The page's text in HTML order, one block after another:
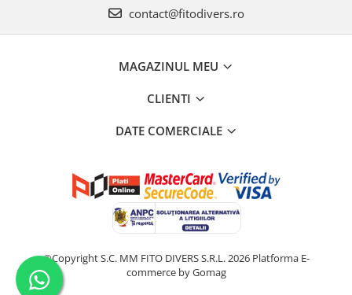
contact@fitodivers.ro
MAGAZINUL MEU
CLIENTI
DATE COMERCIALE
©Copyright S.C. MM FITO DIVERS S.R.L. 2026 Platforma E-
commerce by Gomag